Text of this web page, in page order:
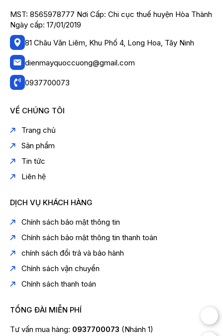
MST: 8565978777 Nơi Cấp: Chi cục thuế huyện Hòa Thành
Ngày cấp: 17/01/2019
81 Châu Văn Liêm, Khu Phố 4, Long Hoa, Tây Ninh
dienmayquoccuong@gmail.com
0937700073
VỀ CHÚNG TÔI
Trang chủ
Sản phẩm
Tin tức
Liên hệ
DỊCH VỤ KHÁCH HÀNG
Chính sách bảo mật thông tin
Chính sách bảo mật thông tin thanh toán
chính sách đổi trả và bảo hành
Chính sách vận chuyển
Chính sách thanh toán
TỔNG ĐÀI MIỄN PHÍ
Tư vấn mua hàng: 0937700073 (Nhánh 1)